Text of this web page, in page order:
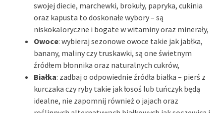
swojej diecie, marchewki, brokuły, papryka, cukinia
oraz kapusta to doskonałe wybory – są
niskokaloryczne i bogate w witaminy oraz minerały,
Owoce: wybieraj sezonowe owoce takie jak jabłka,
banany, maliny czy truskawki, są one świetnym
źródłem błonnika oraz naturalnych cukrów,
Białka: zadbaj o odpowiednie źródła białka – pierś z
kurczaka czy ryby takie jak łosoś lub tuńczyk będą
idealne, nie zapomnij również o jajach oraz